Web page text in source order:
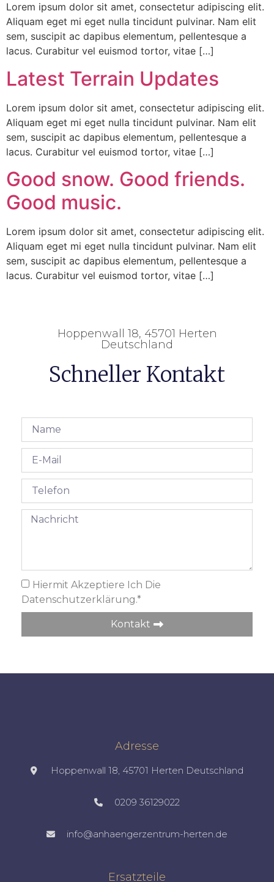
Lorem ipsum dolor sit amet, consectetur adipiscing elit.
Aliquam eget mi eget nulla tincidunt pulvinar. Nam elit
sem, suscipit ac dapibus elementum, pellentesque a
lacus. Curabitur vel euismod tortor, vitae […]
Latest Terrain Updates
Lorem ipsum dolor sit amet, consectetur adipiscing elit.
Aliquam eget mi eget nulla tincidunt pulvinar. Nam elit
sem, suscipit ac dapibus elementum, pellentesque a
lacus. Curabitur vel euismod tortor, vitae […]
Good snow. Good friends.
Good music.
Lorem ipsum dolor sit amet, consectetur adipiscing elit.
Aliquam eget mi eget nulla tincidunt pulvinar. Nam elit
sem, suscipit ac dapibus elementum, pellentesque a
lacus. Curabitur vel euismod tortor, vitae […]
Hoppenwall 18, 45701 Herten
Deutschland
Schneller Kontakt
Hiermit Akzeptiere Ich Die
Datenschutzerklärung.*
Kontakt
Adresse
Hoppenwall 18, 45701 Herten Deutschland​
0209 36129022
info@anhaengerzentrum-herten.de
Ersatzteile